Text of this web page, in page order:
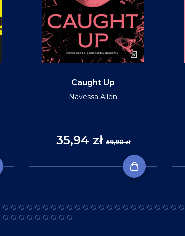
Caught Up
Navessa Allen
35,94 zł59,90 zł